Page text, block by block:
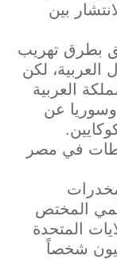
بين
بطرق تهريب
لكن
العربية
وسوريا عن
في مصر
المختص
المتحدة
أنه يتعاطى نحو 250 مليون شخصاً